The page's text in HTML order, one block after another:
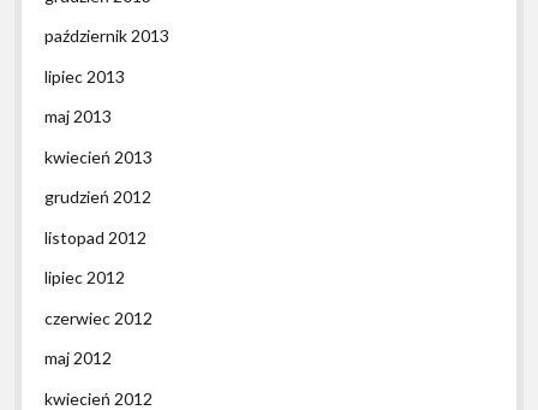
październik 2013
lipiec 2013
maj 2013
kwiecień 2013
grudzień 2012
listopad 2012
lipiec 2012
czerwiec 2012
maj 2012
kwiecień 2012